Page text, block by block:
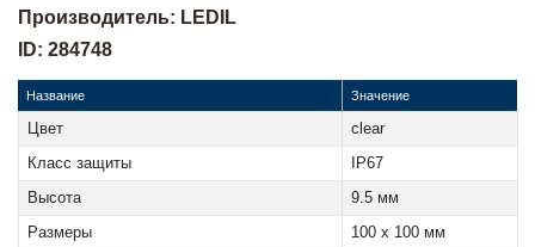
Производитель: LEDIL
ID: 284748
Название Значение
Цвет
clear
Класс защиты
IP67
Высота
9.5 мм
Размеры
100 x 100 мм